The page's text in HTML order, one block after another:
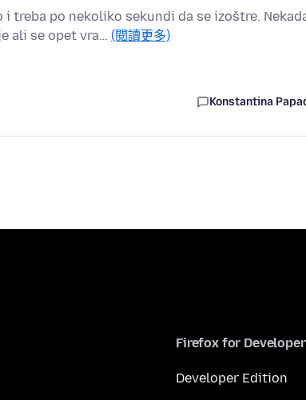
treba po nekoliko sekundi da se izoštre.
ali se opet vra… (閱讀更多)
Konstantina
Firefox for
Developer Edition